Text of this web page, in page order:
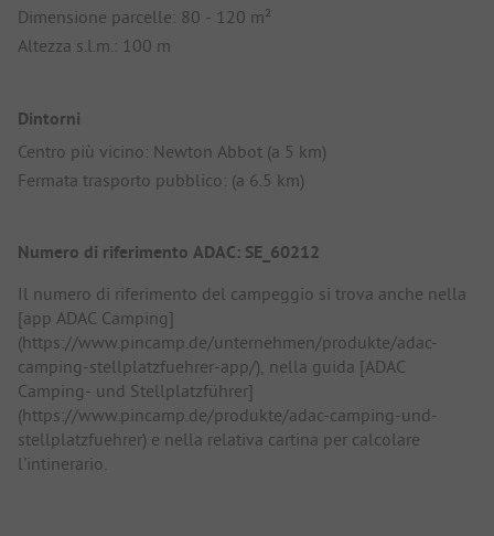
Dimensione parcelle: 80 - 120 m²
Altezza s.l.m.: 100 m
Dintorni
Centro più vicino: Newton Abbot (a 5 km)
Fermata trasporto pubblico: (a 6.5 km)
Numero di riferimento ADAC: SE_60212
Il numero di riferimento del campeggio si trova anche nella
[app ADAC Camping]
(https://www.pincamp.de/unternehmen/produkte/adac-
camping-stellplatzfuehrer-app/), nella guida [ADAC
Camping- und Stellplatzführer]
(https://www.pincamp.de/produkte/adac-camping-und-
stellplatzfuehrer) e nella relativa cartina per calcolare
l'intinerario.